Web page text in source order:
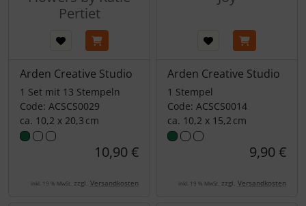
Pertiet
Arden Creative Studio
1 Set mit 13 Stempeln
Code: ACSCS0029
ca. 10,2 x 20,3 cm
10,90 €
inkl. 19 % MwSt. zzgl. Versandkosten
Arden Creative Studio
1 Stempel
Code: ACSCS0014
ca. 10,2 x 15,2 cm
9,90 €
inkl. 19 % MwSt. zzgl. Versandkosten